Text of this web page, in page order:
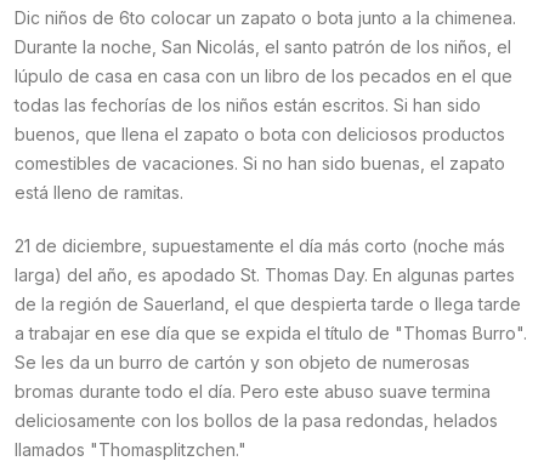
Dic niños de 6to colocar un zapato o bota junto a la chimenea.
Durante la noche, San Nicolás, el santo patrón de los niños, el
lúpulo de casa en casa con un libro de los pecados en el que
todas las fechorías de los niños están escritos. Si han sido
buenos, que llena el zapato o bota con deliciosos productos
comestibles de vacaciones. Si no han sido buenas, el zapato
está lleno de ramitas.
21 de diciembre, supuestamente el día más corto (noche más
larga) del año, es apodado St. Thomas Day. En algunas partes
de la región de Sauerland, el que despierta tarde o llega tarde
a trabajar en ese día que se expida el título de "Thomas Burro".
Se les da un burro de cartón y son objeto de numerosas
bromas durante todo el día. Pero este abuso suave termina
deliciosamente con los bollos de la pasa redondas, helados
llamados "Thomasplitzchen."